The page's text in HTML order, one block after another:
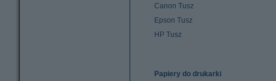
Canon Tusz
Epson Tusz
HP Tusz
Papiery do drukarki